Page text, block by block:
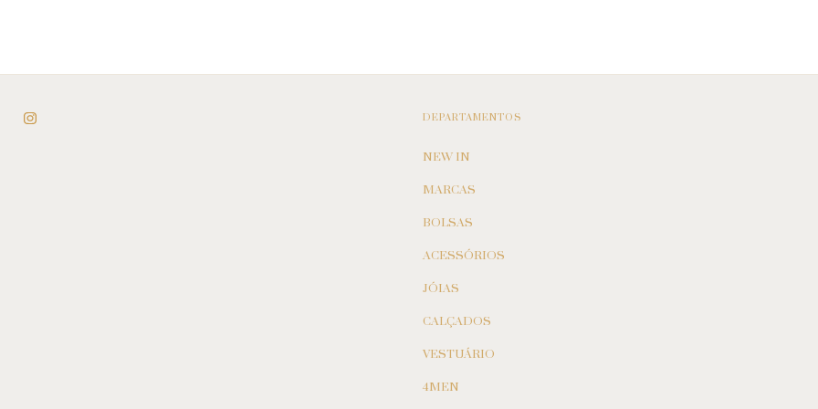
DEPARTAMENTOS
NEW IN
MARCAS
BOLSAS
ACESSÓRIOS
JÓIAS
CALÇADOS
VESTUÁRIO
4MEN